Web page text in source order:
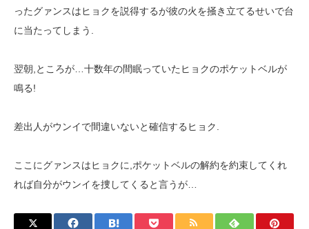
ったグァンスはヒョクを説得するが彼の火を掻き立てるせいで台
に当たってしまう.
翌朝,ところが…十数年の間眠っていたヒョクのポケットベルが
鳴る!
差出人がウンイで間違いないと確信するヒョク.
ここにグァンスはヒョクに,ポケットベルの解約を約束してくれ
れば自分がウンイを捜してくると言うが…